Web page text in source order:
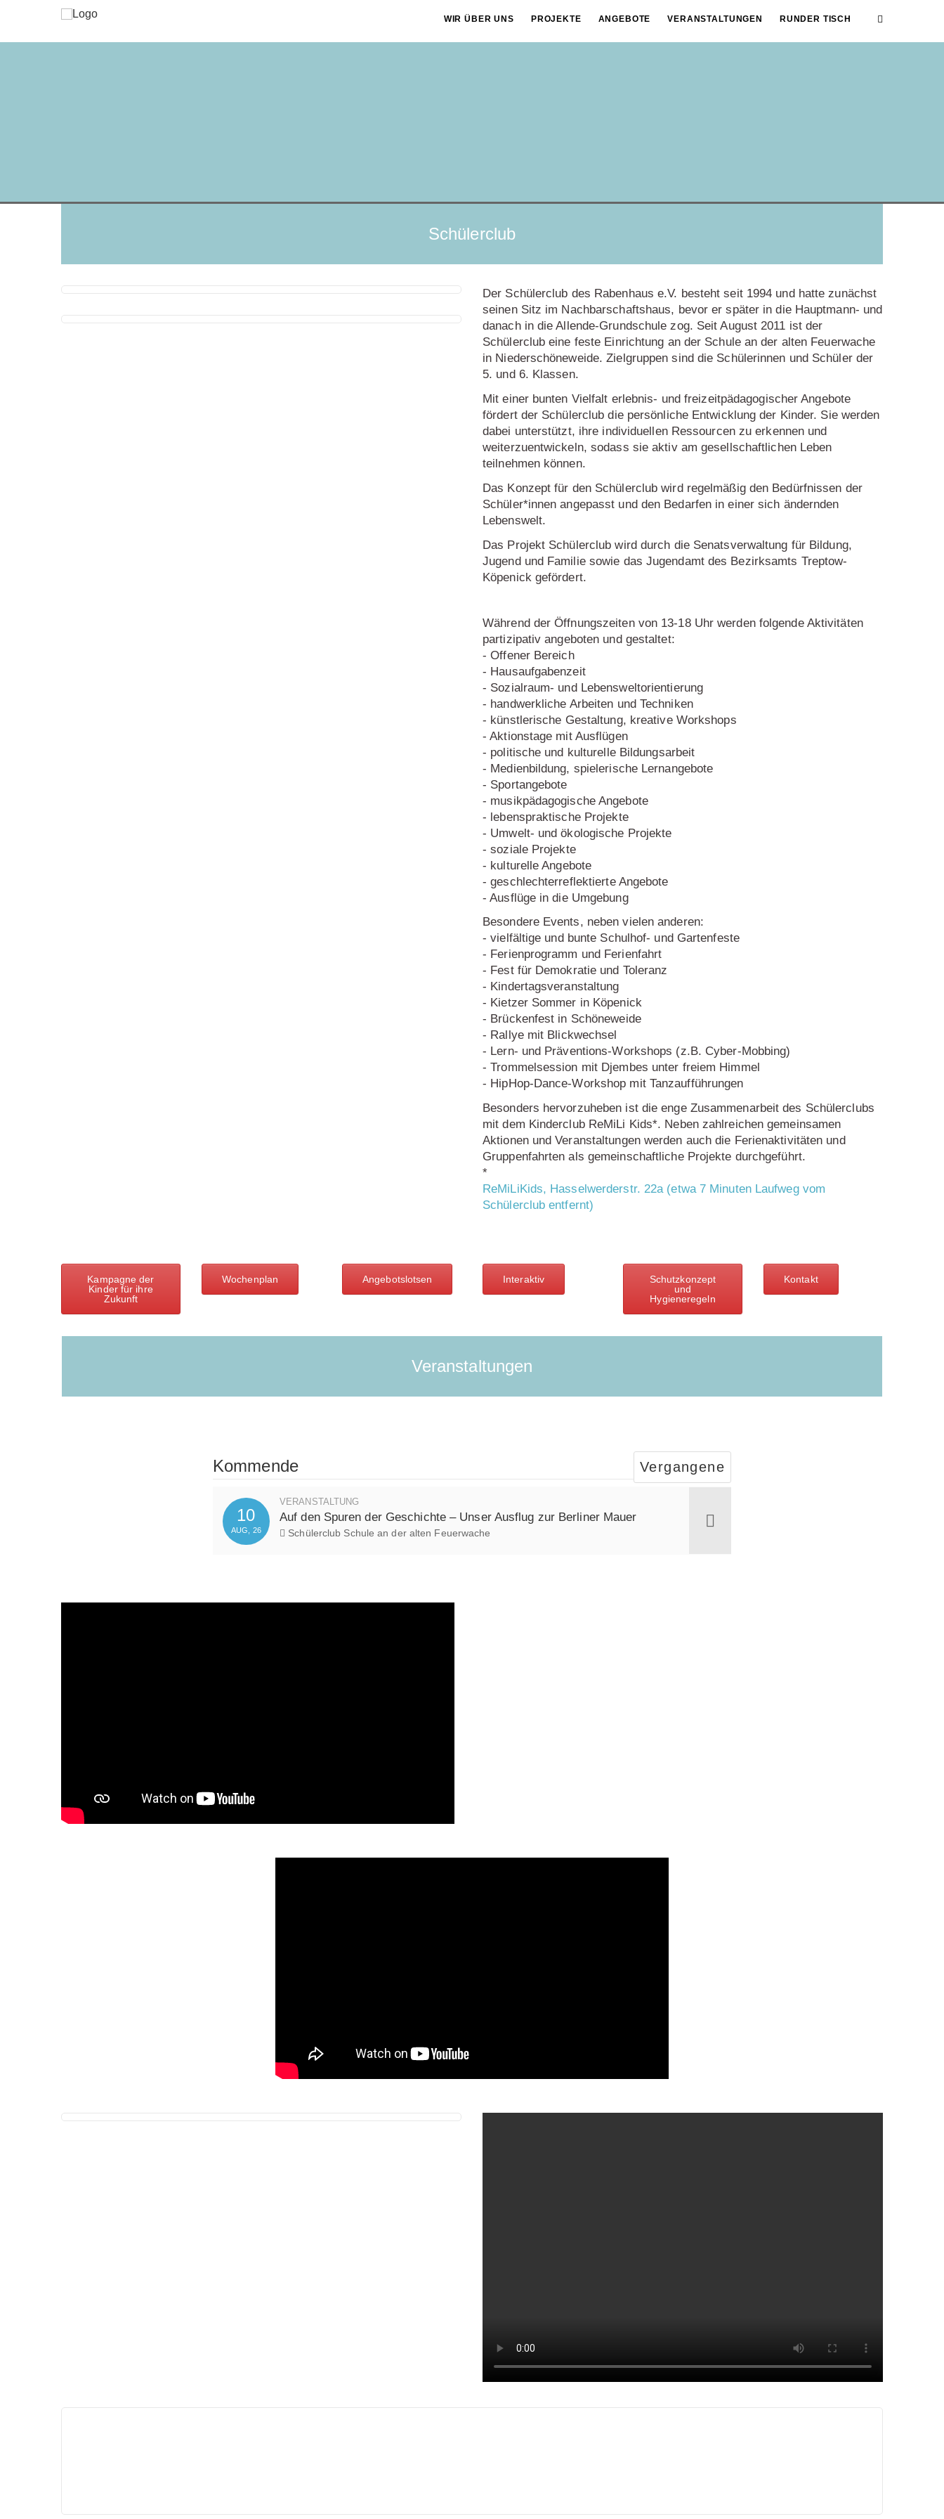
WIR ÜBER UNS PROJEKTE ANGEBOTE VERANSTALTUNGEN RUNDER TISCH
Schülerclub
Der Schülerclub des Rabenhaus e.V. besteht seit 1994 und hatte zunächst
seinen Sitz im Nachbarschaftshaus, bevor er später in die Hauptmann- und
danach in die Allende-Grundschule zog. Seit August 2011 ist der
Schülerclub eine feste Einrichtung an der Schule an der alten Feuerwache
in Niederschöneweide. Zielgruppen sind die Schülerinnen und Schüler der
5. und 6. Klassen.
Mit einer bunten Vielfalt erlebnis- und freizeitpädagogischer Angebote
fördert der Schülerclub die persönliche Entwicklung der Kinder. Sie werden
dabei unterstützt, ihre individuellen Ressourcen zu erkennen und
weiterzuentwickeln, sodass sie aktiv am gesellschaftlichen Leben
teilnehmen können.
Das Konzept für den Schülerclub wird regelmäßig den Bedürfnissen der
Schüler*innen angepasst und den Bedarfen in einer sich ändernden
Lebenswelt.
Das Projekt Schülerclub wird durch die Senatsverwaltung für Bildung,
Jugend und Familie sowie das Jugendamt des Bezirksamts Treptow-
Köpenick gefördert.
Während der Öffnungszeiten von 13-18 Uhr werden folgende Aktivitäten
partizipativ angeboten und gestaltet:
- Offener Bereich
- Hausaufgabenzeit
- Sozialraum- und Lebensweltorientierung
- handwerkliche Arbeiten und Techniken
- künstlerische Gestaltung, kreative Workshops
- Aktionstage mit Ausflügen
- politische und kulturelle Bildungsarbeit
- Medienbildung, spielerische Lernangebote
- Sportangebote
- musikpädagogische Angebote
- lebenspraktische Projekte
- Umwelt- und ökologische Projekte
- soziale Projekte
- kulturelle Angebote
- geschlechterreflektierte Angebote
- Ausflüge in die Umgebung
Besondere Events, neben vielen anderen:
- vielfältige und bunte Schulhof- und Gartenfeste
- Ferienprogramm und Ferienfahrt
- Fest für Demokratie und Toleranz
- Kindertagsveranstaltung
- Kietzer Sommer in Köpenick
- Brückenfest in Schöneweide
- Rallye mit Blickwechsel
- Lern- und Präventions-Workshops (z.B. Cyber-Mobbing)
- Trommelsession mit Djembes unter freiem Himmel
- HipHop-Dance-Workshop mit Tanzaufführungen
Besonders hervorzuheben ist die enge Zusammenarbeit des Schülerclubs
mit dem Kinderclub ReMiLi Kids*. Neben zahlreichen gemeinsamen
Aktionen und Veranstaltungen werden auch die Ferienaktivitäten und
Gruppenfahrten als gemeinschaftliche Projekte durchgeführt.
*
ReMiLiKids, Hasselwerderstr. 22a (etwa 7 Minuten Laufweg vom
Schülerclub entfernt)
Kampagne der
Kinder für ihre
Zukunft
Wochenplan Angebotslotsen Interaktiv
Schutzkonzept
und
Hygieneregeln
Kontakt
Veranstaltungen
Vergangene
Kommende
10
AUG, 26
VERANSTALTUNG
Auf den Spuren der Geschichte – Unser Ausflug zur Berliner Mauer
Schülerclub Schule an der alten Feuerwache